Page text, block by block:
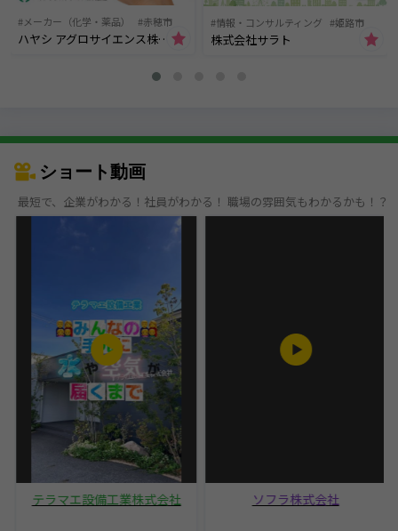
メーカー（化学・薬品） 赤穂市
ハヤシ アグロサイエンス株式会社
情報・コンサルティング 姫路市
株式会社サラト
ショート動画
最短で、企業がわかる！社員がわかる！ 職場の雰囲気もわかるかも！？
テラマエ設備工業株式会社 ソフラ株式会社